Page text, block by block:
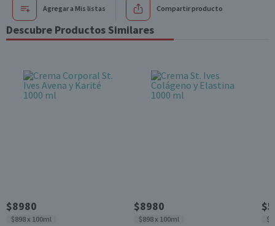
Agregar a Mis listas Compartir producto
Descubre Productos Similares
$8980
$898 x 100ml
$8980
$898 x 100ml